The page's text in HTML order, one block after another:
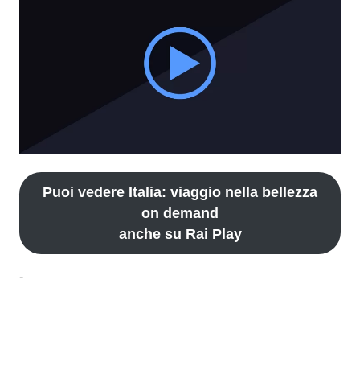
Puoi vedere Italia: viaggio nella bellezza
on demand
anche su Rai Play
-